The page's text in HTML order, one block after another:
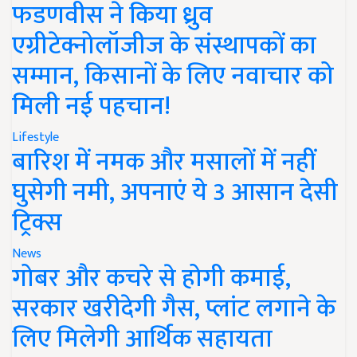
फडणवीस ने किया ध्रुव
एग्रीटेक्नोलॉजीज के संस्थापकों का
सम्मान, किसानों के लिए नवाचार को
मिली नई पहचान!
Lifestyle
बारिश में नमक और मसालों में नहीं
घुसेगी नमी, अपनाएं ये 3 आसान देसी
ट्रिक्स
News
गोबर और कचरे से होगी कमाई,
सरकार खरीदेगी गैस, प्लांट लगाने के
लिए मिलेगी आर्थिक सहायता